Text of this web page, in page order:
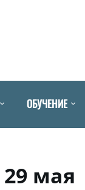
ОБУЧЕНИЕ
мая